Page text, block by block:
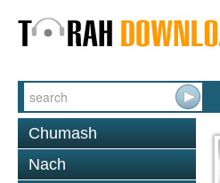
Chumash
Nach